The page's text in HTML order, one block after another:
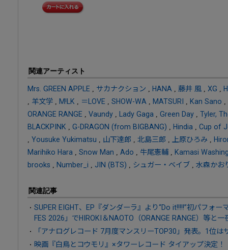
関連アーティスト
Mrs. GREEN APPLE サカナクション HANA 藤井 風 XG
羊文学 M!LK ＝LOVE SHOW-WA MATSURI Kan Sano
ORANGE RANGE
Vaundy Lady Gaga Green Day
Tyler,
BLACKPINK
G-DRAGON (from BIGBANG) Hindia
Cup of
Yousuke Yukimatsu 山下達郎 北島三郎 上原ひろみ
Marihiko Hara
Snow Man Ado 牛尾憲輔
Kamasi
brooks
Number_i JIN (BTS) シュガー・ベイブ 水森かお
関連記事
SUPER EIGHT、EP『ダンダーラ』より“Do it!!!!!”初パフォ
FES 2026」でHIROKI＆NAOTO（ORANGE RANGE）等と
「アナログレコード 7月度マンスリーTOP30」発表。1位
映画『白鳥とコウモリ』×タワーレコード タイアップ決定！